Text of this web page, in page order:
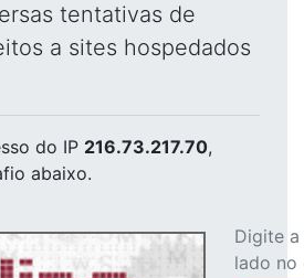
tentativas de
a sites hospedados
do IP 216.73.217.70,
abaixo.
Digite
lado no